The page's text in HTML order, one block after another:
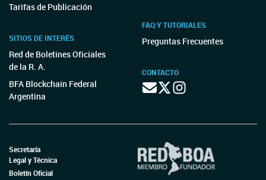
Tarifas de Publicación
SITIOS DE INTERÉS
Red de Boletines Oficiales
de la R. A.
BFA Blockchain Federal
Argentina
FAQ Y TUTORIALES
Preguntas Frecuentes
CONTACTO
Secretaría
Legal y Técnica
Boletín Oficial